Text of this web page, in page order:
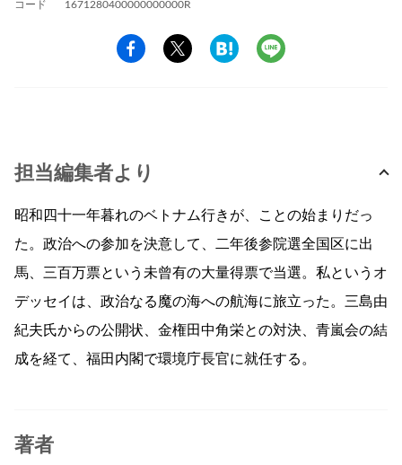
コード
1671280400000000000R
担当編集者より
昭和四十一年暮れのベトナム行きが、ことの始まりだっ
た。政治への参加を決意して、二年後参院選全国区に出
馬、三百万票という未曾有の大量得票で当選。私というオ
デッセイは、政治なる魔の海への航海に旅立った。三島由
紀夫氏からの公開状、金権田中角栄との対決、青嵐会の結
成を経て、福田内閣で環境庁長官に就任する。
著者